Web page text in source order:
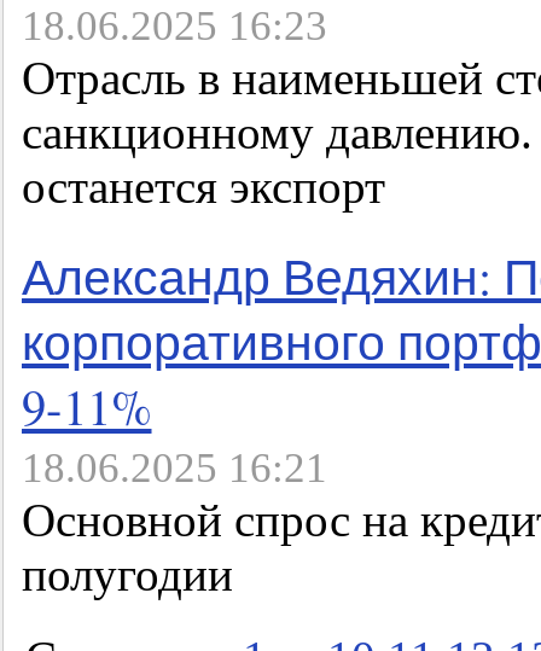
18.06.2025 16:23
Отрасль в наименьшей
санкционному
останется экспорт
Александр Ведяхин:
корпоративного
9-11%
18.06.2025 16:21
Основной спрос на
полугодии